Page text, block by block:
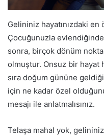
Gelininiz hayatınızdaki
Çocuğunuzla
sonra, birçok dönüm
olmuştur. Onsuz bir hayat
sıra doğum gününe
için ne kadar özel
mesajı ile anlatmalısınız.
Telaşa mahal yok,